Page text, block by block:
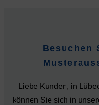
Besuchen
Liebe Kunden, in
können Sie sich in